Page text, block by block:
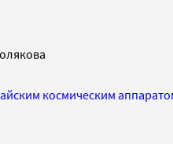
космическим